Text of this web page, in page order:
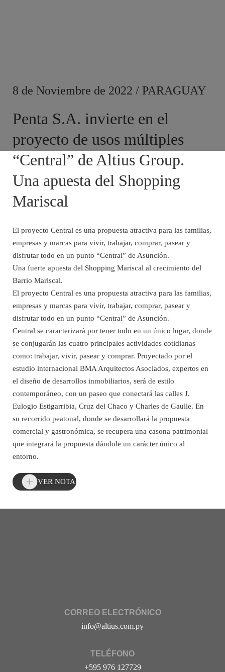
8 de Noviembre de 2022 / PARAGUAY
Penta S.A. invierte en el
proyecto de usos múltiples
“Central” de Altius Group.
Una apuesta del Shopping
Mariscal
El proyecto Central es una propuesta atractiva para las familias,
empresas y marcas para vivir, trabajar, comprar, pasear y
disfrutar todo en un punto “Central” de Asunción.
Una fuerte apuesta del Shopping Mariscal al crecimiento del
Barrio Mariscal.
El proyecto Central es una propuesta atractiva para las familias,
empresas y marcas para vivir, trabajar, comprar, pasear y
disfrutar todo en un punto “Central” de Asunción.
Central se caracterizará por tener todo en un único lugar, donde
se conjugarán las cuatro principales actividades cotidianas
como: trabajar, vivir, pasear y comprar. Proyectado por el
estudio internacional BMA Arquitectos Asociados, expertos en
el diseño de desarrollos inmobiliarios, será de estilo
contemporáneo, con un paseo que conectará las calles J.
Eulogio Estigarribia, Cruz del Chaco y Charles de Gaulle. En
su recorrido peatonal, donde se desarrollará la propuesta
comercial y gastronómica, se recupera una casona patrimonial
que integrará la propuesta dándole un carácter único al
entorno.
VER NOTA
CORREO ELECTRÓNICO
info@altius.com.py
TELÉFONO
+595 976 127729